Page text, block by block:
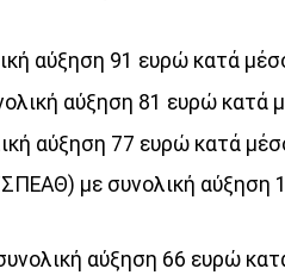
αύξηση 91 ευρώ κατά
αύξηση 81 ευρώ κατά
αύξηση 77 ευρώ κατά
με συνολική αύξηση
αύξηση 66 ευρώ